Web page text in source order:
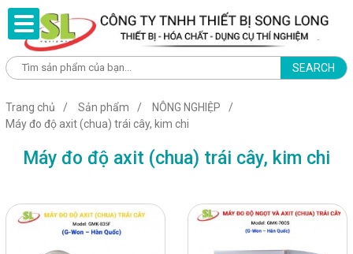
SEARCH
Trang chủ Sản phẩm
NÔNG NGHIỆP
Máy đo độ axit (chua) trái cây, kim chi
Máy đo độ axit (chua) trái cây, kim chi